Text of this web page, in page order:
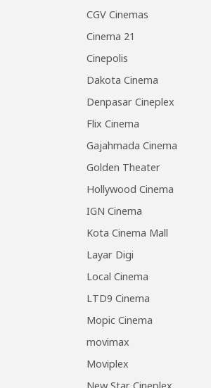
CGV Cinemas
Cinema 21
Cinepolis
Dakota Cinema
Denpasar Cineplex
Flix Cinema
Gajahmada Cinema
Golden Theater
Hollywood Cinema
IGN Cinema
Kota Cinema Mall
Layar Digi
Local Cinema
LTD9 Cinema
Mopic Cinema
movimax
Moviplex
New Star Cineplex